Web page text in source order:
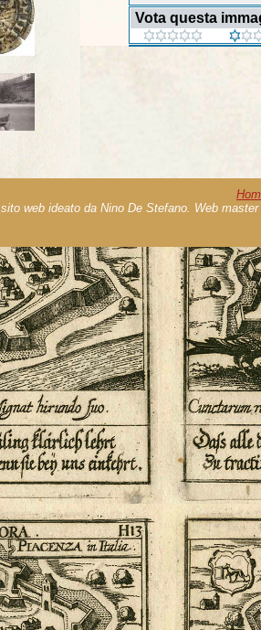
Vota questa
sito web ideato da Nino De Stefano. Web